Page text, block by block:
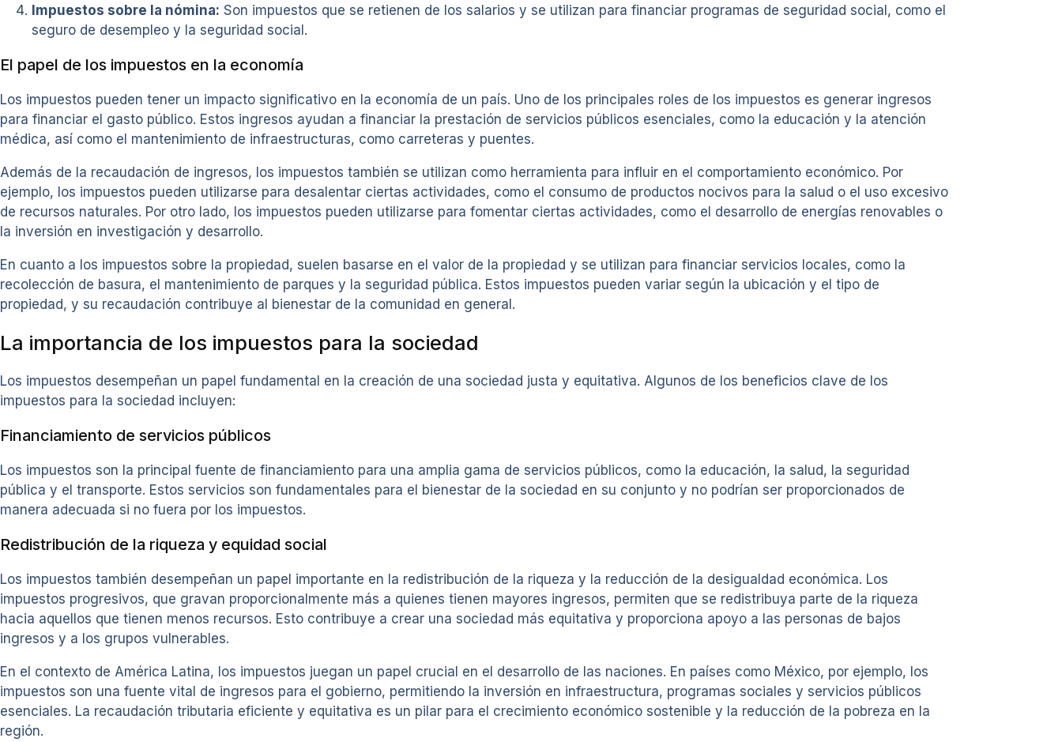
Impuestos sobre la nómina: Son impuestos que se retienen de los salarios y se utilizan para financiar programas de seguridad social, como el
seguro de desempleo y la seguridad social.
El papel de los impuestos en la economía
Los impuestos pueden tener un impacto significativo en la economía de un país. Uno de los principales roles de los impuestos es generar ingresos
para financiar el gasto público. Estos ingresos ayudan a financiar la prestación de servicios públicos esenciales, como la educación y la atención
médica, así como el mantenimiento de infraestructuras, como carreteras y puentes.
Además de la recaudación de ingresos, los impuestos también se utilizan como herramienta para influir en el comportamiento económico. Por
ejemplo, los impuestos pueden utilizarse para desalentar ciertas actividades, como el consumo de productos nocivos para la salud o el uso excesivo
de recursos naturales. Por otro lado, los impuestos pueden utilizarse para fomentar ciertas actividades, como el desarrollo de energías renovables o
la inversión en investigación y desarrollo.
En cuanto a los impuestos sobre la propiedad, suelen basarse en el valor de la propiedad y se utilizan para financiar servicios locales, como la
recolección de basura, el mantenimiento de parques y la seguridad pública. Estos impuestos pueden variar según la ubicación y el tipo de
propiedad, y su recaudación contribuye al bienestar de la comunidad en general.
La importancia de los impuestos para la sociedad
Los impuestos desempeñan un papel fundamental en la creación de una sociedad justa y equitativa. Algunos de los beneficios clave de los
impuestos para la sociedad incluyen:
Financiamiento de servicios públicos
Los impuestos son la principal fuente de financiamiento para una amplia gama de servicios públicos, como la educación, la salud, la seguridad
pública y el transporte. Estos servicios son fundamentales para el bienestar de la sociedad en su conjunto y no podrían ser proporcionados de
manera adecuada si no fuera por los impuestos.
Redistribución de la riqueza y equidad social
Los impuestos también desempeñan un papel importante en la redistribución de la riqueza y la reducción de la desigualdad económica. Los
impuestos progresivos, que gravan proporcionalmente más a quienes tienen mayores ingresos, permiten que se redistribuya parte de la riqueza
hacia aquellos que tienen menos recursos. Esto contribuye a crear una sociedad más equitativa y proporciona apoyo a las personas de bajos
ingresos y a los grupos vulnerables.
En el contexto de América Latina, los impuestos juegan un papel crucial en el desarrollo de las naciones. En países como México, por ejemplo, los
impuestos son una fuente vital de ingresos para el gobierno, permitiendo la inversión en infraestructura, programas sociales y servicios públicos
esenciales. La recaudación tributaria eficiente y equitativa es un pilar para el crecimiento económico sostenible y la reducción de la pobreza en la
región.